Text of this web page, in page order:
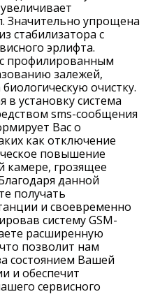
Значительно упрощена
стабилизатора с
эрлифта.
профилированным
залежей,
очистку.
в установку система
sms-сообщения
Вас о
как отключение
повышение
камере, грозящее
данной
получать
и своевременно
систему GSM-
расширенную
позволит нам
состоянием Вашей
и обеспечит
сервисного